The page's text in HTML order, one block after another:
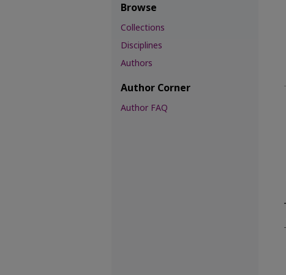
Browse
Collections
Disciplines
Authors
Author Corner
Author FAQ